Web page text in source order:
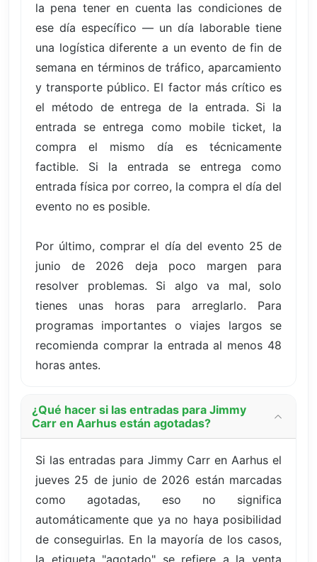
la pena tener en cuenta las condiciones de
ese día específico — un día laborable tiene
una logística diferente a un evento de fin de
semana en términos de tráfico, aparcamiento
y transporte público. El factor más crítico es
el método de entrega de la entrada. Si la
entrada se entrega como mobile ticket, la
compra el mismo día es técnicamente
factible. Si la entrada se entrega como
entrada física por correo, la compra el día del
evento no es posible.
Por último, comprar el día del evento 25 de
junio de 2026 deja poco margen para
resolver problemas. Si algo va mal, solo
tienes unas horas para arreglarlo. Para
programas importantes o viajes largos se
recomienda comprar la entrada al menos 48
horas antes.
¿Qué hacer si las entradas para Jimmy
Carr en Aarhus están agotadas?
Si las entradas para Jimmy Carr en Aarhus el
jueves 25 de junio de 2026 están marcadas
como agotadas, eso no significa
automáticamente que ya no haya posibilidad
de conseguirlas. En la mayoría de los casos,